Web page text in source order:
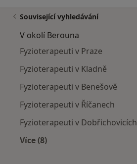
Související vyhledávání
V okolí Berouna
Fyzioterapeuti v Praze
Fyzioterapeuti v Kladně
Fyzioterapeuti v Benešově
Fyzioterapeuti v Říčanech
Fyzioterapeuti v Dobřichovicích
Více (8)